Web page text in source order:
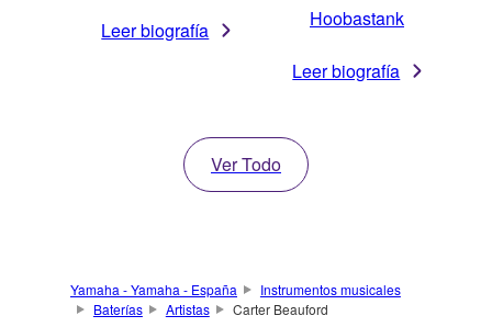
Leer biografía Hoobastank
Leer biografía
Ver Todo
Yamaha - Yamaha - España
Instrumentos musicales
Baterías
Artistas Carter Beauford